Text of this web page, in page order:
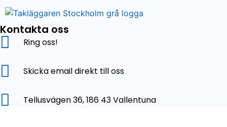
Kontakta oss
Ring oss!
Skicka email direkt till oss
Tellusvägen 36, 186 43 Vallentuna